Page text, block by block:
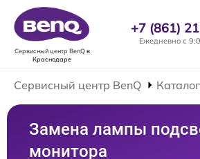
Сервисный центр BenQв
Краснодаре
+7 (861)
Ежедневно с
Сервисный центр BenQ
Замена лампы
монитора